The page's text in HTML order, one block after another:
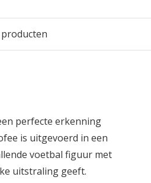
perfecte erkenning
is uitgevoerd in een
voetbal figuur met
uitstraling geeft.